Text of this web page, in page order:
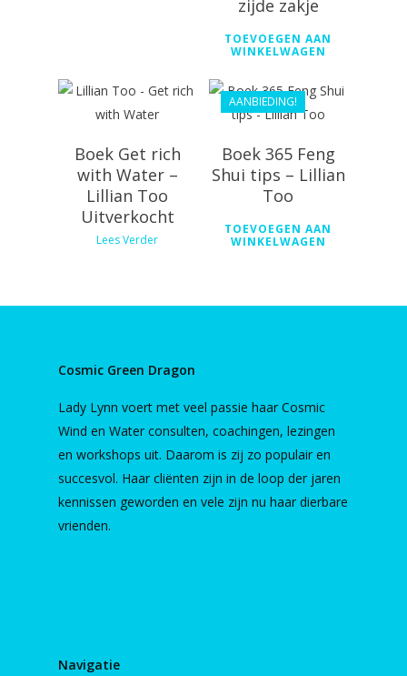
zijde zakje
TOEVOEGEN AAN
WINKELWAGEN
Boek Get rich
with Water –
Lillian Too
Uitverkocht
Lees Verder
AANBIEDING!
€22.49
Boek 365 Feng
Shui tips – Lillian
Too
TOEVOEGEN AAN
WINKELWAGEN
Cosmic Green Dragon
Lady Lynn voert met veel passie haar Cosmic
Wind en Water consulten, coachingen, lezingen
en workshops uit. Daarom is zij zo populair en
succesvol. Haar cliënten zijn in de loop der jaren
kennissen geworden en vele zijn nu haar dierbare
vrienden.
Navigatie